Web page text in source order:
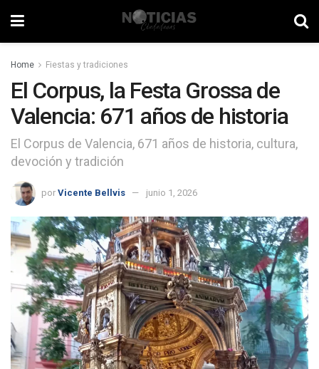
Home Fiestas y tradiciones
El Corpus, la Festa Grossa de
Valencia: 671 años de historia
El Corpus de Valencia, 671 años de historia, cultura,
devoción y tradición
por Vicente Bellvis junio 1, 2026